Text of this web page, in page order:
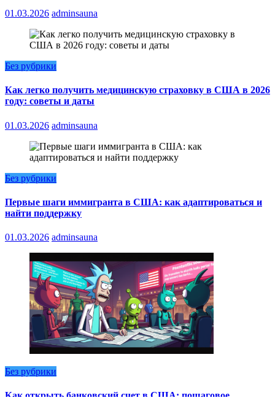
01.03.2026 adminsauna
Без рубрики
Как легко получить медицинскую страховку в США в 2026
году: советы и даты
01.03.2026 adminsauna
Без рубрики
Первые шаги иммигранта в США: как адаптироваться и
найти поддержку
01.03.2026 adminsauna
Без рубрики
Как открыть банковский счет в США: пошаговое